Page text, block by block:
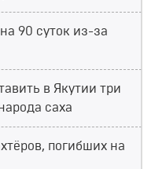
90 суток из-за
в Якутии три
саха
погибших на